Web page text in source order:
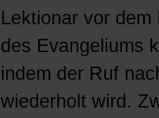
Lektionar vor
des Evangeliums
indem der Ruf
wiederholt wird.